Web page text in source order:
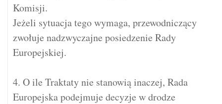
Komisji.
Jeżeli sytuacja tego wymaga, przewodniczący
zwołuje nadzwyczajne posiedzenie Rady
Europejskiej.
4. O ile Traktaty nie stanowią inaczej, Rada
Europejska podejmuje decyzje w drodze